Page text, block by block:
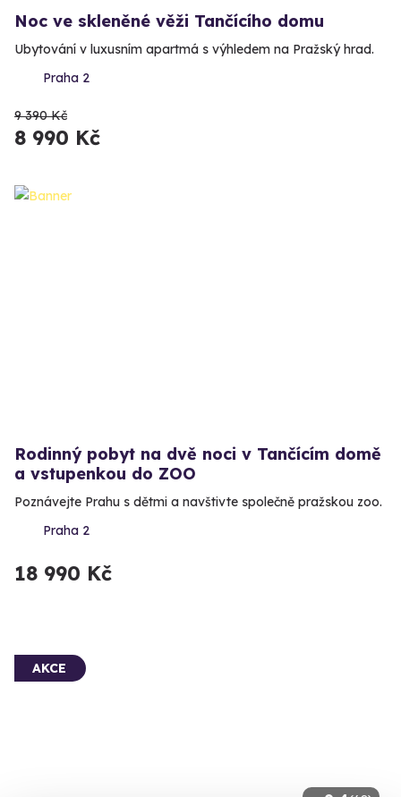
Noc ve skleněné věži Tančícího domu
Ubytování v luxusním apartmá s výhledem na Pražský hrad.
Praha 2
9 390 Kč
8 990 Kč
Rodinný pobyt na dvě noci v Tančícím domě
a vstupenkou do ZOO
Poznávejte Prahu s dětmi a navštivte společně pražskou zoo.
Praha 2
18 990 Kč
AKCE